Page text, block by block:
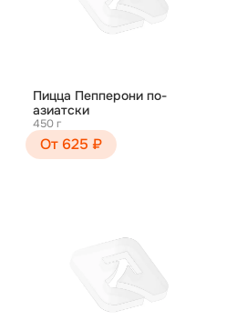
Пицца Пепперони по-
азиатски
450 г
От 625 ₽